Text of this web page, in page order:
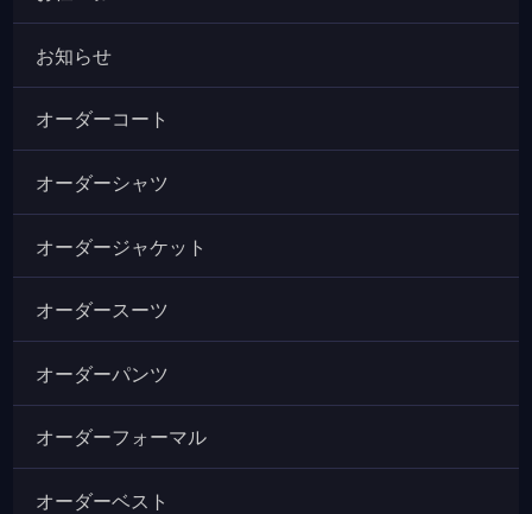
お知らせ
オーダーコート
オーダーシャツ
オーダージャケット
オーダースーツ
オーダーパンツ
オーダーフォーマル
オーダーベスト